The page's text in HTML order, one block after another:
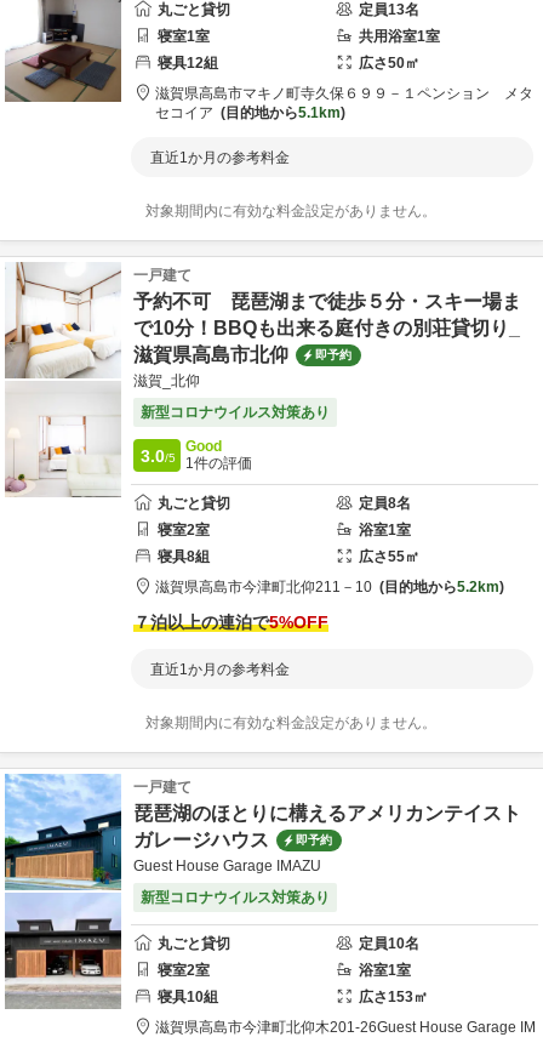
丸ごと貸切 定員13名
寝室1室 共用浴室1室
寝具12組 広さ50㎡
滋賀県高島市マキノ町寺久保６９９－１ ペンション メタ
セコイア
目的地から5.1km
直近1か月の参考料金
対象期間内に有効な料金設定がありません。
一戸建て
予約不可 琵琶湖まで徒歩５分・スキー場ま
で10分！BBQも出来る庭付きの別荘貸切り_
滋賀県高島市北仰
即予約
滋賀_北仰
新型コロナウイルス対策あり
3.0/5
Good
1件の評価
丸ごと貸切 定員8名
寝室2室 浴室1室
寝具8組 広さ55㎡
滋賀県高島市今津町北仰211－10 目的地から5.2km
７泊以上の連泊で5%OFF
直近1か月の参考料金
対象期間内に有効な料金設定がありません。
一戸建て
琵琶湖のほとりに構えるアメリカンテイスト
ガレージハウス
即予約
Guest House Garage IMAZU
新型コロナウイルス対策あり
丸ごと貸切 定員10名
寝室2室 浴室1室
寝具10組 広さ153㎡
滋賀県高島市今津町北仰木201-26Guest House Garage IM